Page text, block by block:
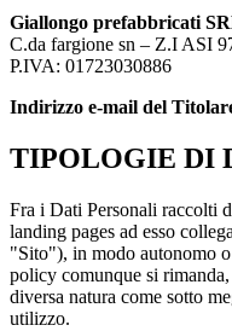
Giallongo prefabbricati
C.da fargione sn – Z.I ASI
P.IVA: 01723030886
Indirizzo e-mail del
TIPOLOGIE DI
Fra i Dati Personali raccolti
landing pages ad esso
"Sito"), in modo autonomo
policy comunque si
diversa natura come sotto
utilizzo.